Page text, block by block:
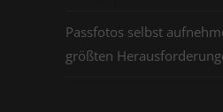
Passfotos selbst
größten